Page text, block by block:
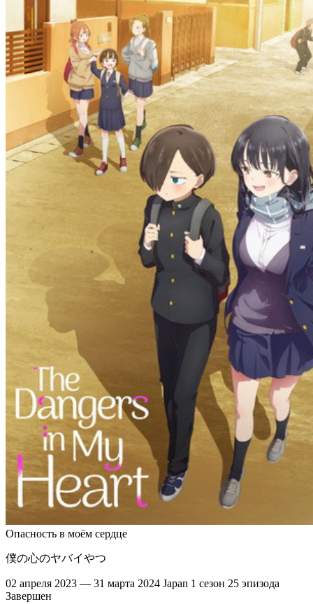
Опасность в моём сердце
僕の心のヤバイやつ
02 апреля 2023 — 31 марта 2024 Japan 1 сезон 25 эпизода
Завершен